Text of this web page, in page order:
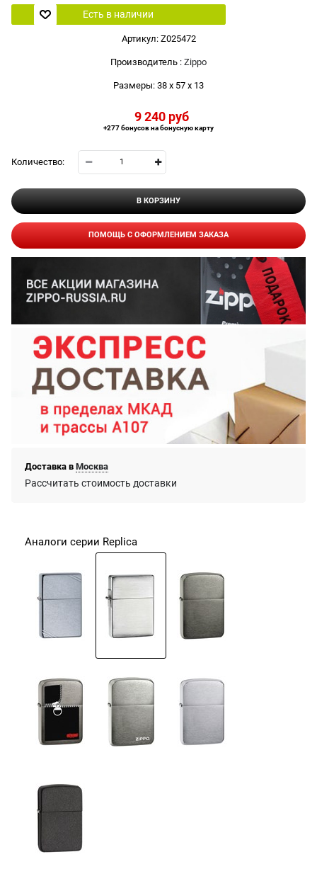
Есть в наличии
Артикул: Z025472
Производитель : Zippo
Размеры: 38 x 57 x 13
9 240 руб
+277 бонусов на бонусную карту
Количество:
В КОРЗИНУ
ПОМОЩЬ С ОФОРМЛЕНИЕМ ЗАКАЗА
Доставка в Москва
Рассчитать стоимость доставки
Аналоги серии Replica